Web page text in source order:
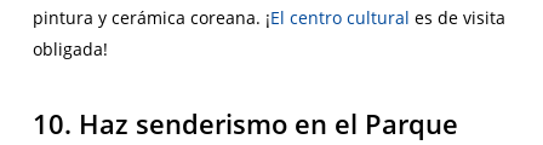
pintura y cerámica coreana. ¡El centro cultural es de visita
obligada!
10. Haz senderismo en el Parque